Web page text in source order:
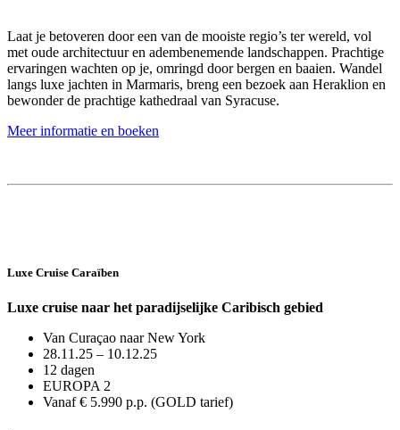
Laat je betoveren door een van de mooiste regio’s ter wereld, vol
met oude architectuur en adembenemende landschappen. Prachtige
ervaringen wachten op je, omringd door bergen en baaien. Wandel
langs luxe jachten in Marmaris, breng een bezoek aan Heraklion en
bewonder de prachtige kathedraal van Syracuse.
Meer informatie en boeken
Luxe Cruise Caraïben
Luxe cruise naar het paradijselijke Caribisch gebied
Van Curaçao naar New York
28.11.25 – 10.12.25
12 dagen
EUROPA 2
Vanaf € 5.990 p.p. (GOLD tarief)